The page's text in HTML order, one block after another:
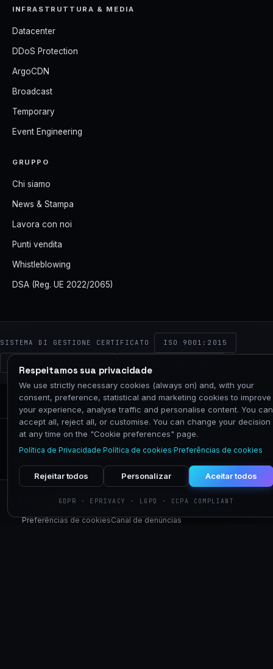
INFRASTRUTTURA & MEDIA
Datacenter
DDoS Protection
ArgoCDN
Broadcast
Temporary
Event Engineering
GRUPPO
Chi siamo
News & Stampa
Lavora con noi
Punti vendita
Whistleblowing
DSA (Reg. UE 2022/2065)
SISTEMA DI GESTIONE CERTIFICATO ISO 9001:2015
© 2026 NEXIM GLOBAL · P.IVA 02575760067 ·
VIA CALDERA 21, 20153 MILANO
NEXIM
Respeitamos sua privacidade
We use strictly necessary cookies (always on) and, with your
consent, preference, statistical and marketing cookies to improve
your experience, analyse traffic and personalise content. You can
accept all, reject all, or customise. You can change your decision
at any time on the "Cookie preferences" page.
Política de Privacidade·Política de cookies·Preferências de cookies
Rejeitar todos Personalizar Aceitar todos
GDPR · EPRIVACY · LGPD · CCPA COMPLIANT
Política de PrivacidadeProteção de dados pessoais
Preferências de cookiesCanal de denúncias